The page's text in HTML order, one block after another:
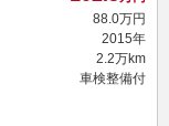
88.0万円
2015年
2.2万km
車検整備付